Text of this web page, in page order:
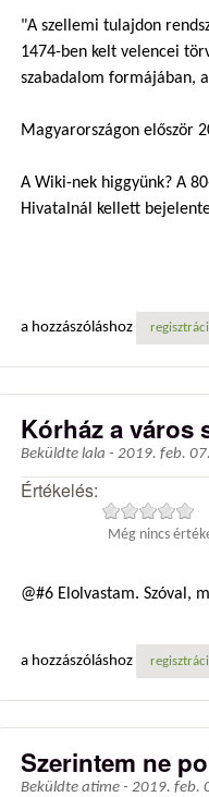
"A szellemi tulajdon
1474-ben kelt velencei
szabadalom formájában,
Magyarországon először
A Wiki-nek higgyünk? A
Hivatalnál kellett
a hozzászóláshoz
Kórház a város
Beküldte lala - 2019. feb.
Értékelés:
Még nincs
@#6 Elolvastam. Szóval,
a hozzászóláshoz
Szerintem ne
Beküldte atime - 2019. feb.